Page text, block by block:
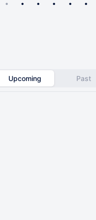
• • • • • •
Upcoming Past